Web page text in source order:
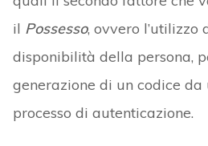
il Possesso, ovvero l’utilizzo
disponibilità della persona,
generazione di un codice da
processo di autenticazione.